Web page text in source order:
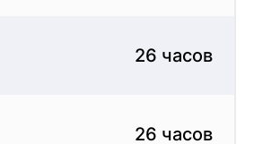
26 часов
26 часов